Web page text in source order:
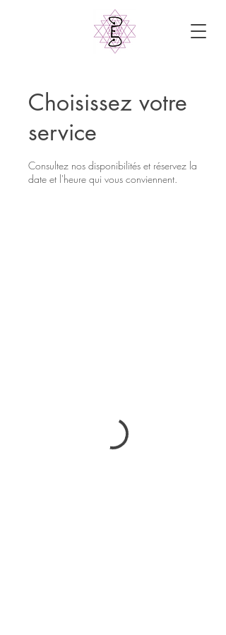
Choisissez votre
service
Consultez nos disponibilités et réservez la
date et l'heure qui vous conviennent.